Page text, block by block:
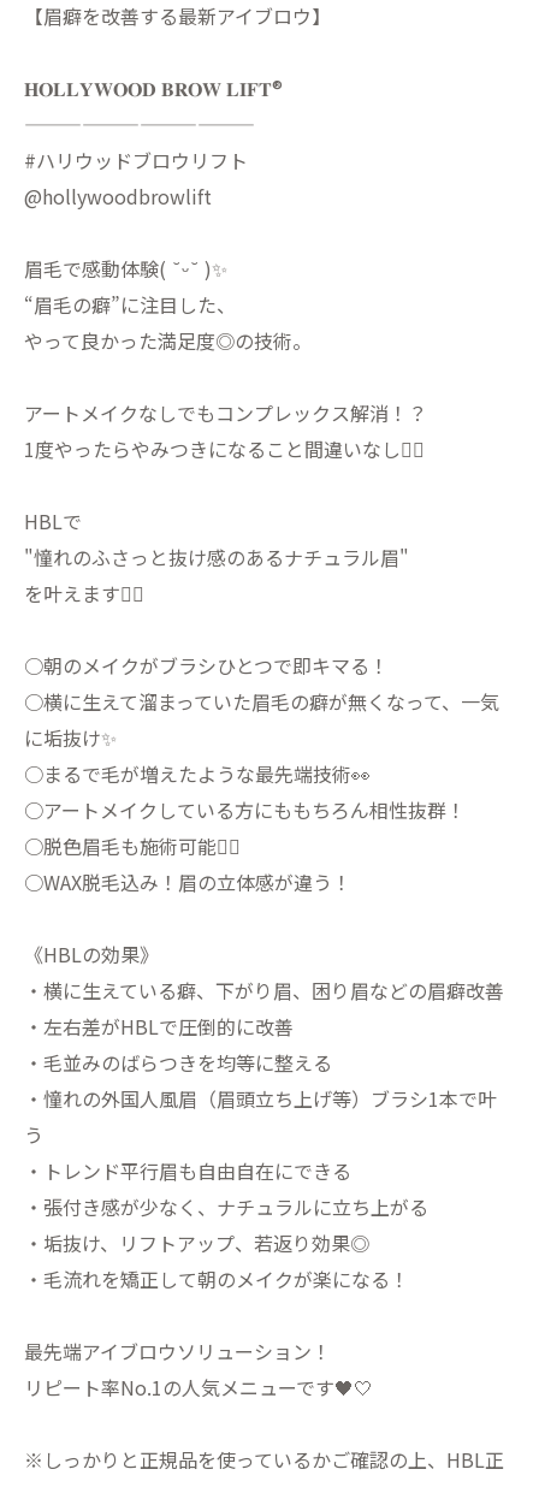
【眉癖を改善する最新アイブロウ】
𝐇𝐎𝐋𝐋𝐘𝐖𝐎𝐎𝐃 𝐁𝐑𝐎𝐖 𝐋𝐈𝐅𝐓®︎
————————————
#ハリウッドブロウリフト
@hollywoodbrowlift
眉毛で感動体験( ˘ᵕ˘ )✨
“眉毛の癖”に注目した、
やって良かった満足度◎の技術。
アートメイクなしでもコンプレックス解消！？
1度やったらやみつきになること間違いなし🙆‍♀️
HBLで
"憧れのふさっと抜け感のあるナチュラル眉"
を叶えます💁‍♀️
○朝のメイクがブラシひとつで即キマる！
○横に生えて溜まっていた眉毛の癖が無くなって、一気
に垢抜け✨
○まるで毛が増えたような最先端技術👀
○アートメイクしている方にももちろん相性抜群！
○脱色眉毛も施術可能🙆‍♀️
○WAX脱毛込み！眉の立体感が違う！
《HBLの効果》
・横に生えている癖、下がり眉、困り眉などの眉癖改善
・左右差がHBLで圧倒的に改善
・毛並みのばらつきを均等に整える
・憧れの外国人風眉（眉頭立ち上げ等）ブラシ1本で叶
う
・トレンド平行眉も自由自在にできる
・張付き感が少なく、ナチュラルに立ち上がる
・垢抜け、リフトアップ、若返り効果◎
・毛流れを矯正して朝のメイクが楽になる！
最先端アイブロウソリューション！
リピート率No.1の人気メニューです🖤🤍
※しっかりと正規品を使っているかご確認の上、HBL正